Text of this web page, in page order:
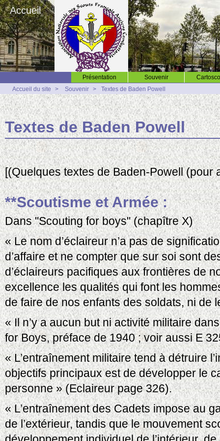
Accueil
Présentation Souvenir
Accueil du site
> Souvenir > Textes de Baden Powell
Textes de Baden Powell
[(Quelques textes de Baden-Powell (pour
**Scoutisme et Armée :
Dans "Scouting for boys" (chapître X)
« Le nom d’éclaireur n’a pas de
d’affaire et ne compter que sur soi sont
d’éclaireurs pacifiques aux frontières de
excellence les qualités qui font les
de faire de nos enfants des soldats, ni de
« Il n’y a aucun but ni activité militaire
for Boys, préface de 1940 ; voir aussi E
« L’entraînement militaire tend à détruire
objectifs principaux est de développer le
personne » (Eclaireur page 326).
« L’entraînement des Cadets impose au
de l’extérieur, tandis que le mouvement